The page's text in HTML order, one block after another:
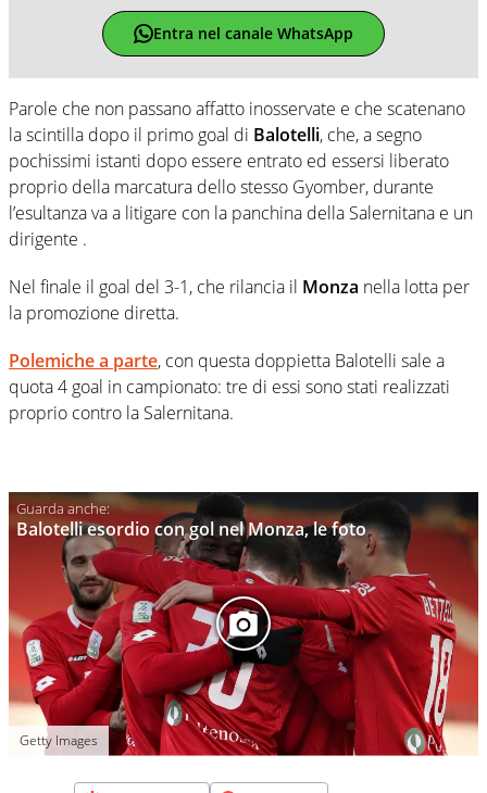
Entra nel canale WhatsApp
Parole che non passano affatto inosservate e che scatenano
la scintilla dopo il primo goal di Balotelli, che, a segno
pochissimi istanti dopo essere entrato ed essersi liberato
proprio della marcatura dello stesso Gyomber, durante
l’esultanza va a litigare con la panchina della Salernitana e un
dirigente .
Nel finale il goal del 3-1, che rilancia il Monza nella lotta per
la promozione diretta.
Polemiche a parte, con questa doppietta Balotelli sale a
quota 4 goal in campionato: tre di essi sono stati realizzati
proprio contro la Salernitana.
Balotelli esordio con gol nel Monza, le foto
Getty Images